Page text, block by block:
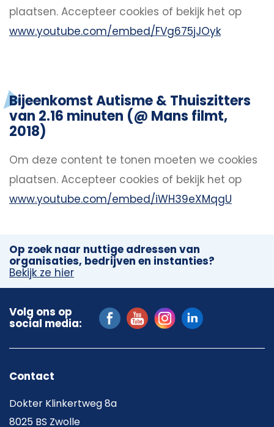
plaatsen. Accepteer cookies of bekijk het op
www.youtube.com/embed/FVg675jJOyk
Bijeenkomst Autisme & Thuiszitters
van 2.16 minuten (@ Mans filmt,
2018)
Om deze content te tonen moeten we cookies
plaatsen. Accepteer cookies of bekijk het op
www.youtube.com/embed/iWH39eXMqgU
Op zoek naar nuttige adressen van
organisaties, bedrijven en instanties?
Bekijk ze hier
Volg ons op
social media:
Contact
Dokter Klinkertweg 8a
8025 BS Zwolle